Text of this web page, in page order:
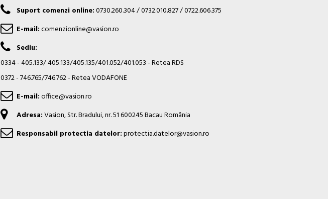
Suport comenzi online:0730.260.304 / 0732.010.827 / 0722.606.375
E-mail:comenzionline@vasion.ro
Sediu:
0334 - 405.133/ 405.133/405.135/401.052/401.053 - Retea RDS
0372 - 746.765/746.762 - Retea VODAFONE
E-mail:office@vasion.ro
Adresa:Vasion, Str. Bradului, nr. 51 600245 Bacau România
Responsabil protectia datelor:protectia.datelor@vasion.ro